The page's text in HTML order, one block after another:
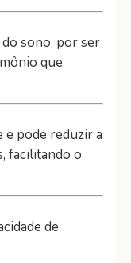
sono, por ser
que
e pode reduzir a
facilitando o
de